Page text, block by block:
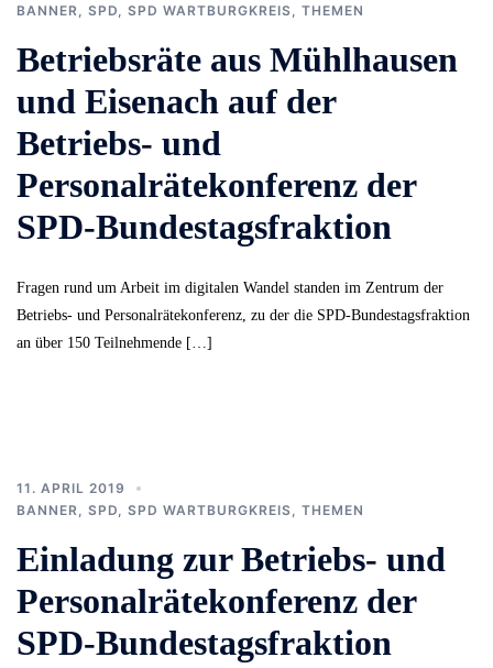
BANNER
SPD SPD WARTBURGKREIS THEMEN
Betriebsräte aus Mühlhausen
und Eisenach auf der
Betriebs- und
Personalrätekonferenz der
SPD-Bundestagsfraktion
Fragen rund um Arbeit im digitalen Wandel standen im Zentrum der
Betriebs- und Personalrätekonferenz, zu der die SPD-Bundestagsfraktion
an über 150 Teilnehmende […]
11. APRIL 2019
BANNER
SPD SPD WARTBURGKREIS THEMEN
Einladung zur Betriebs- und
Personalrätekonferenz der
SPD-Bundestagsfraktion